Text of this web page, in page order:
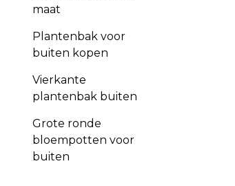
maat
Plantenbak voor
buiten kopen
Vierkante
plantenbak buiten
Grote ronde
bloempotten voor
buiten